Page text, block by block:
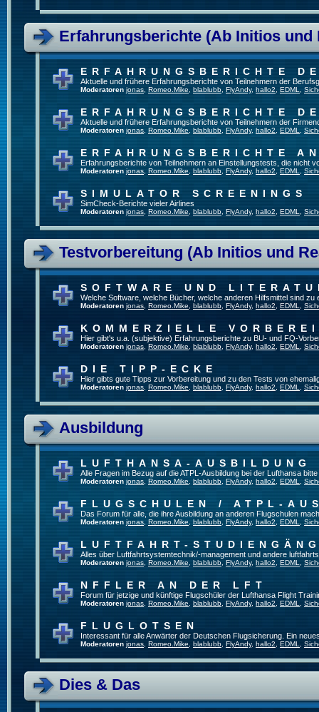
Erfahrungsberichte (Ab Initios und
ERFAHRUNGSBERICHTE
Aktuelle und frühere Erfahrungsberichte von Teilnehmern der
Moderatoren jonas Romeo.Mike blablubb FlyAndy, hallo2 EDML
ERFAHRUNGSBERICHTE
Aktuelle und frühere Erfahrungsberichte von Teilnehmern der
Moderatoren jonas Romeo.Mike blablubb FlyAndy, hallo2 EDML
ERFAHRUNGSBERICHTE
Erfahrungsberichte von Teilnehmern an Einstellungstests, die nicht
Moderatoren jonas Romeo.Mike blablubb FlyAndy, hallo2 EDML
SIMULATOR SCREENINGS
SimCheck-Berichte vieler Airlines
Moderatoren jonas Romeo.Mike blablubb FlyAndy, hallo2 EDML
Testvorbereitung (Ab Initios und
SOFTWARE UND
Welche Software, welche Bücher, welche anderen Hilfsmittel sind zu
Moderatoren jonas Romeo.Mike blablubb FlyAndy, hallo2 EDML
KOMMERZIELLE
Hier gibt's u.a. (subjektive) Erfahrungsberichte zu BU- und FQ-
Moderatoren jonas Romeo.Mike blablubb FlyAndy, hallo2 EDML
DIE TIPP-ECKE
Hier gibts gute Tipps zur Vorbereitung und zu den Tests von
Moderatoren jonas Romeo.Mike blablubb FlyAndy, hallo2 EDML
Ausbildung
LUFTHANSA-AUSBILDUNG
Alle Fragen im Bezug auf die ATPL-Ausbildung bei der Lufthansa
Moderatoren jonas Romeo.Mike blablubb FlyAndy, hallo2 EDML
FLUGSCHULEN / ATPL-
Das Forum für alle, die ihre Ausbildung an anderen Flugschulen
Moderatoren jonas Romeo.Mike blablubb FlyAndy, hallo2 EDML
LUFTFAHRT-
Alles über Luftfahrtsystemtechnik/-management und andere
Moderatoren jonas Romeo.Mike blablubb FlyAndy, hallo2 EDML
NFFLER AN DER LFT
Forum für jetzige und künftige Flugschüler der Lufthansa Flight
Moderatoren jonas Romeo.Mike blablubb FlyAndy, hallo2 EDML
FLUGLOTSEN
Interessant für alle Anwärter der Deutschen Flugsicherung. Ein
Moderatoren jonas Romeo.Mike blablubb FlyAndy, hallo2 EDML
Dies & Das